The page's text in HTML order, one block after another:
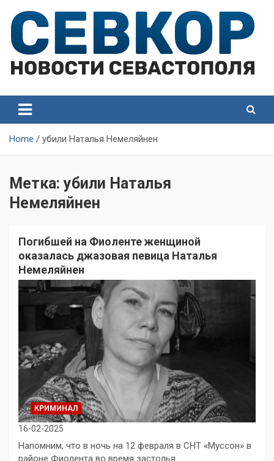
content
Севастополя
Севастополя
Home убили Наталья Немеляйнен
Метка:убили Наталья
Немеляйнен
Погибшей на Фиоленте женщиной
оказалась джазовая певица Наталья
Немеляйнен
КРИМИНАЛ
16-02-2025
Напомним, что в ночь на 12 февраля в СНТ «Муссон» в
районе Фиолента во время застолья…